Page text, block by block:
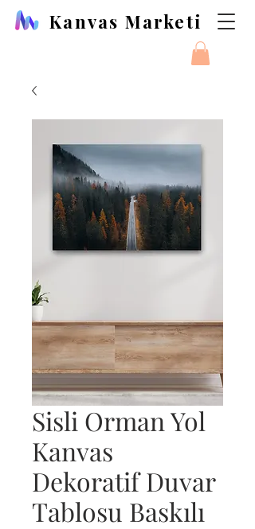
Kanvas Marketi
Sisli Orman Yol
Kanvas
Dekoratif Duvar
Tablosu Baskılı